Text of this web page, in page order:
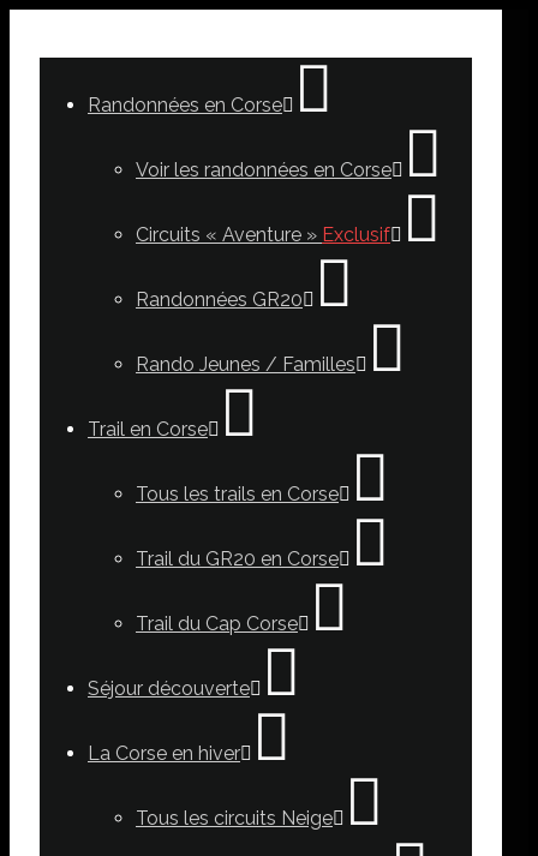
Randonnées en Corse
Voir les randonnées en Corse
Circuits « Aventure » Exclusif
Randonnées GR20
Rando Jeunes / Familles
Trail en Corse
Tous les trails en Corse
Trail du GR20 en Corse
Trail du Cap Corse
Séjour découverte
La Corse en hiver
Tous les circuits Neige